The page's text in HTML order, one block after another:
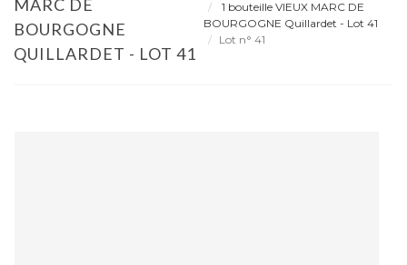
MARC DE
BOURGOGNE
QUILLARDET - LOT 41
1 bouteille VIEUX MARC DE
BOURGOGNE Quillardet - Lot 41
Lot n° 41